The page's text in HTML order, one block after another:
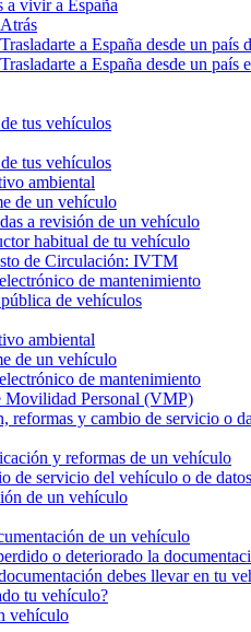
a vivir a España
Atrás
Trasladarte a España desde un país
Trasladarte a España desde un país
tus vehículos
tus vehículos
ambiental
de un vehículo
a revisión de un vehículo
habitual de tu vehículo
de Circulación: IVTM
de mantenimiento
de vehículos
ambiental
de un vehículo
de mantenimiento
Movilidad Personal (VMP)
reformas y cambio de servicio o
y reformas de un vehículo
de servicio del vehículo o de
de un vehículo
de un vehículo
o deteriorado la
debes llevar en tu
tu vehículo?
vehículo